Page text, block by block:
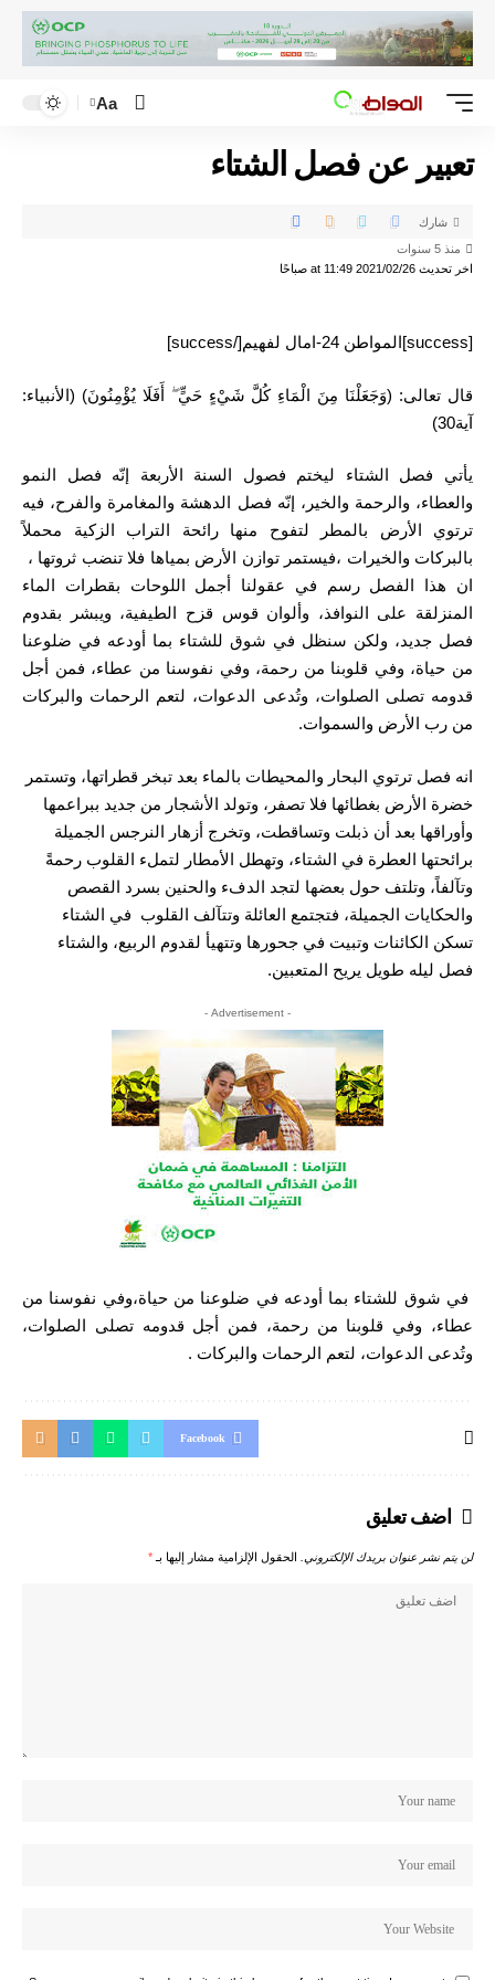
Aa
تعبير عن فصل الشتاء
اخر تحديث 2021/02/26 at 11:49 صباحًا
منذ 5 سنوات
شارك
[success]المواطن 24-امال لفهيم[/success]
قال تعالى: (وَجَعَلْنَا مِنَ الْمَاءِ كُلَّ شَيْءٍ حَيٍّ ۖ أَفَلَا يُؤْمِنُونَ) (الأنبياء:
آية30)
يأتي فصل الشتاء ليختم فصول السنة الأربعة إنّه فصل النمو
والعطاء، والرحمة والخير، إنّه فصل الدهشة والمغامرة والفرح، فيه
ترتوي الأرض بالمطر لتفوح منها رائحة التراب الزكية محملاً
بالبركات والخيرات ،فيستمر توازن الأرض بمياها فلا تنضب ثروتها ،
ان هذا الفصل رسم في عقولنا أجمل اللوحات بقطرات الماء
المنزلقة على النوافذ، وألوان قوس قزح الطيفية، ويبشر بقدوم
فصل جديد، ولكن سنظل في شوق للشتاء بما أودعه في ضلوعنا
من حياة، وفي قلوبنا من رحمة، وفي نفوسنا من عطاء، فمن أجل
قدومه تصلى الصلوات، وتُدعى الدعوات، لتعم الرحمات والبركات
من رب الأرض والسموات.
انه فصل ترتوي البحار والمحيطات بالماء بعد تبخر قطراتها، وتستمر
خضرة الأرض بغطائها فلا تصفر، وتولد الأشجار من جديد ببراعمها
وأوراقها بعد أن ذبلت وتساقطت، وتخرج أزهار النرجس الجميلة
برائحتها العطرة في الشتاء، وتهطل الأمطار لتملء القلوب رحمةً
وتآلفاً، وتلتف حول بعضها لتجد الدفء والحنين بسرد القصص
والحكايات الجميلة، فتجتمع العائلة وتتآلف القلوب في الشتاء
تسكن الكائنات وتبيت في جحورها وتتهيأ لقدوم الربيع، والشتاء
فصل ليله طويل يريح المتعبين.
- Advertisement -
في شوق للشتاء بما أودعه في ضلوعنا من حياة،وفي نفوسنا من
عطاء، وفي قلوبنا من رحمة، فمن أجل قدومه تصلى الصلوات،
وتُدعى الدعوات، لتعم الرحمات والبركات .
Facebook
اضف تعليق
لن يتم نشر عنوان بريدك الإلكتروني. الحقول الإلزامية مشار إليها بـ *